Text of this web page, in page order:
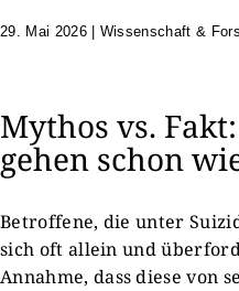
29. Mai 2026| Wissenschaft &
Mythos vs.
gehen schon
Betroffene, die unter
sich oft allein und
Annahme, dass diese von